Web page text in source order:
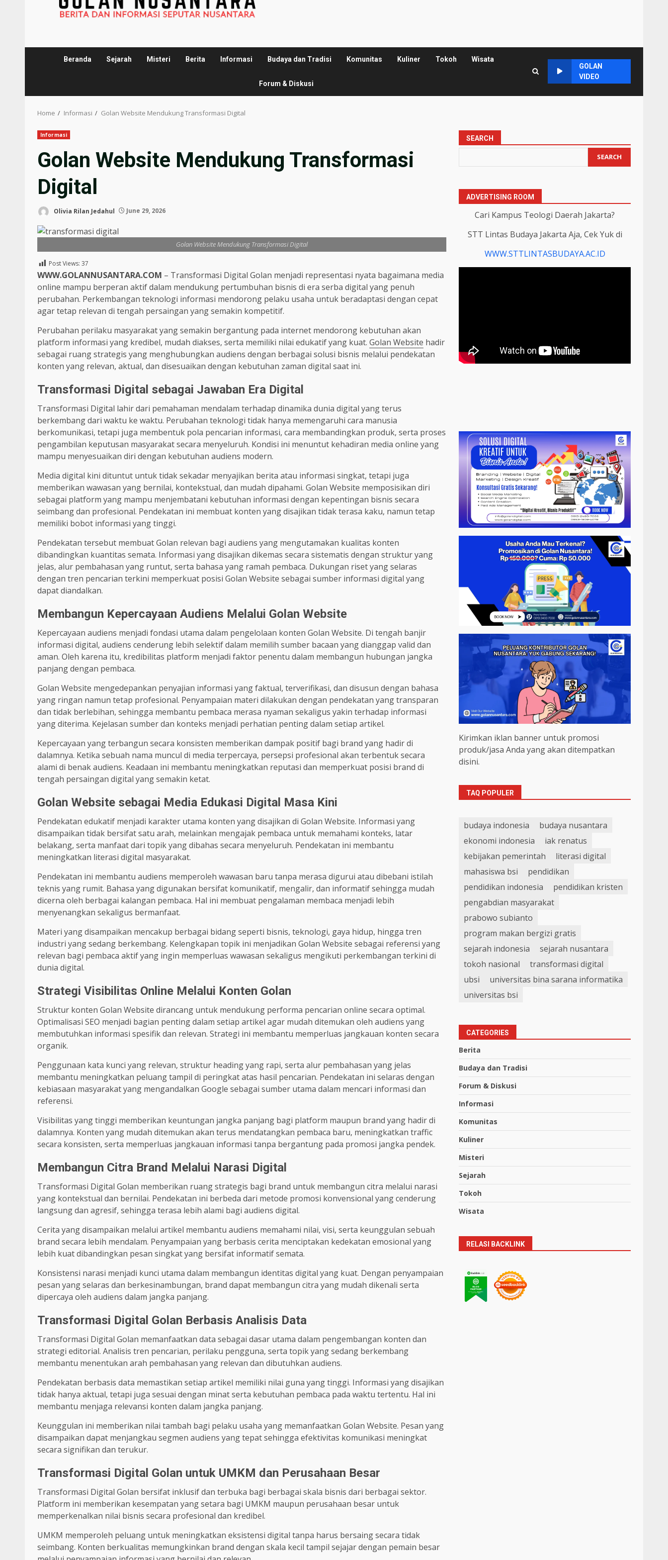
Beranda Sejarah Misteri Berita Informasi Budaya dan Tradisi Komunitas Kuliner Tokoh Wisata
Forum & Diskusi
GOLAN
VIDEO
Home Informasi Golan Website Mendukung Transformasi Digital
Informasi
Golan Website Mendukung Transformasi
Digital
Olivia Rilan Jedahul June 29, 2026
Golan Website Mendukung Transformasi Digital
Post Views: 37
WWW.GOLANNUSANTARA.COM – Transformasi Digital Golan menjadi representasi nyata bagaimana media
online mampu berperan aktif dalam mendukung pertumbuhan bisnis di era serba digital yang penuh
perubahan. Perkembangan teknologi informasi mendorong pelaku usaha untuk beradaptasi dengan cepat
agar tetap relevan di tengah persaingan yang semakin kompetitif.
Perubahan perilaku masyarakat yang semakin bergantung pada internet mendorong kebutuhan akan
platform informasi yang kredibel, mudah diakses, serta memiliki nilai edukatif yang kuat. Golan Website hadir
sebagai ruang strategis yang menghubungkan audiens dengan berbagai solusi bisnis melalui pendekatan
konten yang relevan, aktual, dan disesuaikan dengan kebutuhan zaman digital saat ini.
Transformasi Digital sebagai Jawaban Era Digital
Transformasi Digital lahir dari pemahaman mendalam terhadap dinamika dunia digital yang terus
berkembang dari waktu ke waktu. Perubahan teknologi tidak hanya memengaruhi cara manusia
berkomunikasi, tetapi juga membentuk pola pencarian informasi, cara membandingkan produk, serta proses
pengambilan keputusan masyarakat secara menyeluruh. Kondisi ini menuntut kehadiran media online yang
mampu menyesuaikan diri dengan kebutuhan audiens modern.
Media digital kini dituntut untuk tidak sekadar menyajikan berita atau informasi singkat, tetapi juga
memberikan wawasan yang bernilai, kontekstual, dan mudah dipahami. Golan Website memposisikan diri
sebagai platform yang mampu menjembatani kebutuhan informasi dengan kepentingan bisnis secara
seimbang dan profesional. Pendekatan ini membuat konten yang disajikan tidak terasa kaku, namun tetap
memiliki bobot informasi yang tinggi.
Pendekatan tersebut membuat Golan relevan bagi audiens yang mengutamakan kualitas konten
dibandingkan kuantitas semata. Informasi yang disajikan dikemas secara sistematis dengan struktur yang
jelas, alur pembahasan yang runtut, serta bahasa yang ramah pembaca. Dukungan riset yang selaras
dengan tren pencarian terkini memperkuat posisi Golan Website sebagai sumber informasi digital yang
dapat diandalkan.
Membangun Kepercayaan Audiens Melalui Golan Website
Kepercayaan audiens menjadi fondasi utama dalam pengelolaan konten Golan Website. Di tengah banjir
informasi digital, audiens cenderung lebih selektif dalam memilih sumber bacaan yang dianggap valid dan
aman. Oleh karena itu, kredibilitas platform menjadi faktor penentu dalam membangun hubungan jangka
panjang dengan pembaca.
Golan Website mengedepankan penyajian informasi yang faktual, terverifikasi, dan disusun dengan bahasa
yang ringan namun tetap profesional. Penyampaian materi dilakukan dengan pendekatan yang transparan
dan tidak berlebihan, sehingga membantu pembaca merasa nyaman sekaligus yakin terhadap informasi
yang diterima. Kejelasan sumber dan konteks menjadi perhatian penting dalam setiap artikel.
Kepercayaan yang terbangun secara konsisten memberikan dampak positif bagi brand yang hadir di
dalamnya. Ketika sebuah nama muncul di media terpercaya, persepsi profesional akan terbentuk secara
alami di benak audiens. Keadaan ini membantu meningkatkan reputasi dan memperkuat posisi brand di
tengah persaingan digital yang semakin ketat.
Golan Website sebagai Media Edukasi Digital Masa Kini
Pendekatan edukatif menjadi karakter utama konten yang disajikan di Golan Website. Informasi yang
disampaikan tidak bersifat satu arah, melainkan mengajak pembaca untuk memahami konteks, latar
belakang, serta manfaat dari topik yang dibahas secara menyeluruh. Pendekatan ini membantu
meningkatkan literasi digital masyarakat.
Pendekatan ini membantu audiens memperoleh wawasan baru tanpa merasa digurui atau dibebani istilah
teknis yang rumit. Bahasa yang digunakan bersifat komunikatif, mengalir, dan informatif sehingga mudah
dicerna oleh berbagai kalangan pembaca. Hal ini membuat pengalaman membaca menjadi lebih
menyenangkan sekaligus bermanfaat.
Materi yang disampaikan mencakup berbagai bidang seperti bisnis, teknologi, gaya hidup, hingga tren
industri yang sedang berkembang. Kelengkapan topik ini menjadikan Golan Website sebagai referensi yang
relevan bagi pembaca aktif yang ingin memperluas wawasan sekaligus mengikuti perkembangan terkini di
dunia digital.
Strategi Visibilitas Online Melalui Konten Golan
Struktur konten Golan Website dirancang untuk mendukung performa pencarian online secara optimal.
Optimalisasi SEO menjadi bagian penting dalam setiap artikel agar mudah ditemukan oleh audiens yang
membutuhkan informasi spesifik dan relevan. Strategi ini membantu memperluas jangkauan konten secara
organik.
Penggunaan kata kunci yang relevan, struktur heading yang rapi, serta alur pembahasan yang jelas
membantu meningkatkan peluang tampil di peringkat atas hasil pencarian. Pendekatan ini selaras dengan
kebiasaan masyarakat yang mengandalkan Google sebagai sumber utama dalam mencari informasi dan
referensi.
Visibilitas yang tinggi memberikan keuntungan jangka panjang bagi platform maupun brand yang hadir di
dalamnya. Konten yang mudah ditemukan akan terus mendatangkan pembaca baru, meningkatkan traffic
secara konsisten, serta memperluas jangkauan informasi tanpa bergantung pada promosi jangka pendek.
Membangun Citra Brand Melalui Narasi Digital
Transformasi Digital Golan memberikan ruang strategis bagi brand untuk membangun citra melalui narasi
yang kontekstual dan bernilai. Pendekatan ini berbeda dari metode promosi konvensional yang cenderung
langsung dan agresif, sehingga terasa lebih alami bagi audiens digital.
Cerita yang disampaikan melalui artikel membantu audiens memahami nilai, visi, serta keunggulan sebuah
brand secara lebih mendalam. Penyampaian yang berbasis cerita menciptakan kedekatan emosional yang
lebih kuat dibandingkan pesan singkat yang bersifat informatif semata.
Konsistensi narasi menjadi kunci utama dalam membangun identitas digital yang kuat. Dengan penyampaian
pesan yang selaras dan berkesinambungan, brand dapat membangun citra yang mudah dikenali serta
dipercaya oleh audiens dalam jangka panjang.
Transformasi Digital Golan Berbasis Analisis Data
Transformasi Digital Golan memanfaatkan data sebagai dasar utama dalam pengembangan konten dan
strategi editorial. Analisis tren pencarian, perilaku pengguna, serta topik yang sedang berkembang
membantu menentukan arah pembahasan yang relevan dan dibutuhkan audiens.
Pendekatan berbasis data memastikan setiap artikel memiliki nilai guna yang tinggi. Informasi yang disajikan
tidak hanya aktual, tetapi juga sesuai dengan minat serta kebutuhan pembaca pada waktu tertentu. Hal ini
membantu menjaga relevansi konten dalam jangka panjang.
Keunggulan ini memberikan nilai tambah bagi pelaku usaha yang memanfaatkan Golan Website. Pesan yang
disampaikan dapat menjangkau segmen audiens yang tepat sehingga efektivitas komunikasi meningkat
secara signifikan dan terukur.
Transformasi Digital Golan untuk UMKM dan Perusahaan Besar
Transformasi Digital Golan bersifat inklusif dan terbuka bagi berbagai skala bisnis dari berbagai sektor.
Platform ini memberikan kesempatan yang setara bagi UMKM maupun perusahaan besar untuk
memperkenalkan nilai bisnis secara profesional dan kredibel.
UMKM memperoleh peluang untuk meningkatkan eksistensi digital tanpa harus bersaing secara tidak
seimbang. Konten berkualitas memungkinkan brand dengan skala kecil tampil sejajar dengan pemain besar
SEARCH
SEARCH
ADVERTISING ROOM
Cari Kampus Teologi Daerah Jakarta?
STT Lintas Budaya Jakarta Aja, Cek Yuk di
WWW.STTLINTASBUDAYA.AC.ID
Kirimkan iklan banner untuk promosi
produk/jasa Anda yang akan ditempatkan
disini.
TAQ POPULER
budaya indonesia
budaya nusantara
ekonomi indonesia
iak renatus
kebijakan pemerintah
literasi digital
mahasiswa bsi
pendidikan
pendidikan indonesia
pendidikan kristen
pengabdian masyarakat
prabowo subianto
program makan bergizi gratis
sejarah indonesia
sejarah nusantara
tokoh nasional
transformasi digital
ubsi
universitas bina sarana informatika
universitas bsi
CATEGORIES
Berita
Budaya dan Tradisi
Forum & Diskusi
Informasi
Komunitas
Kuliner
Misteri
Sejarah
Tokoh
Wisata
RELASI BACKLINK